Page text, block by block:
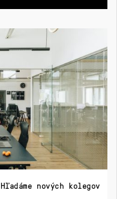
Hľadáme nových kolegov